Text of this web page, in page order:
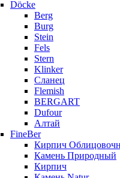
Döcke
Berg
Burg
Stein
Fels
Stern
Klinker
Сланец
Flemish
BERGART
Dufour
Алтай
FineBer
Кирпич
Камень Природный
Кирпич